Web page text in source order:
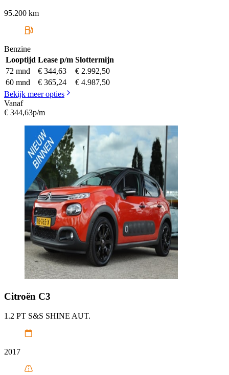
95.200 km
Benzine
Looptijd Lease p/m Slottermijn
72 mnd
€ 344,63
€ 2.992,50
60 mnd
€ 365,24
€ 4.987,50
Bekijk meer opties
Vanaf
€ 344,63p/m
Citroën C3
1.2 PT S&S SHINE AUT.
2017